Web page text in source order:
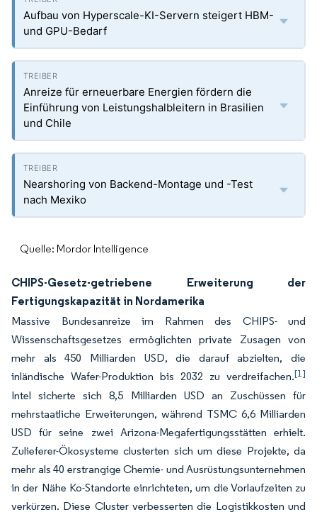
Aufbau von Hyperscale-KI-Servern steigert HBM-
und GPU-Bedarf
Anreize für erneuerbare Energien fördern die
Einführung von Leistungshalbleitern in Brasilien
und Chile
Nearshoring von Backend-Montage und -Test
nach Mexiko
Quelle: Mordor Intelligence
CHIPS-Gesetz-getriebene Erweiterung der
Fertigungskapazität in Nordamerika
Massive Bundesanreize im Rahmen des CHIPS- und
Wissenschaftsgesetzes ermöglichten private Zusagen von
mehr als 450 Milliarden USD, die darauf abzielten, die
inländische Wafer-Produktion bis 2032 zu verdreifachen.[1]
Intel sicherte sich 8,5 Milliarden USD an Zuschüssen für
mehrstaatliche Erweiterungen, während TSMC 6,6 Milliarden
USD für seine zwei Arizona-Megafertigungsstätten erhielt.
Zulieferer-Ökosysteme clusterten sich um diese Projekte, da
mehr als 40 erstrangige Chemie- und Ausrüstungsunternehmen
in der Nähe Ko-Standorte einrichteten, um die Vorlaufzeiten zu
verkürzen. Diese Cluster verbesserten die Logistikkosten und